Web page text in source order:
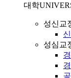
대학
성신교
성심교